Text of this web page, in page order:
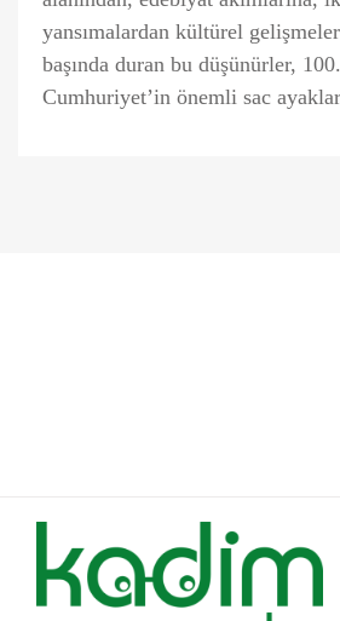
yansımalardan kültürel
başında duran bu düşünürler,
Cumhuriyet’in önemli sac